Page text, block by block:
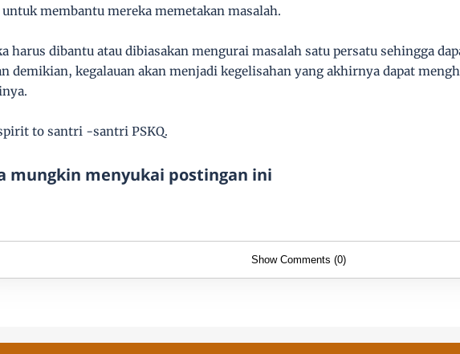
untuk membantu mereka memetakan masalah.
harus dibantu atau dibiasakan mengurai masalah satu persatu sehingga
demikian, kegalauan akan menjadi kegelisahan yang akhirnya dapat
to santri -santri PSKQ.
mungkin menyukai postingan ini
Show Comments (0)